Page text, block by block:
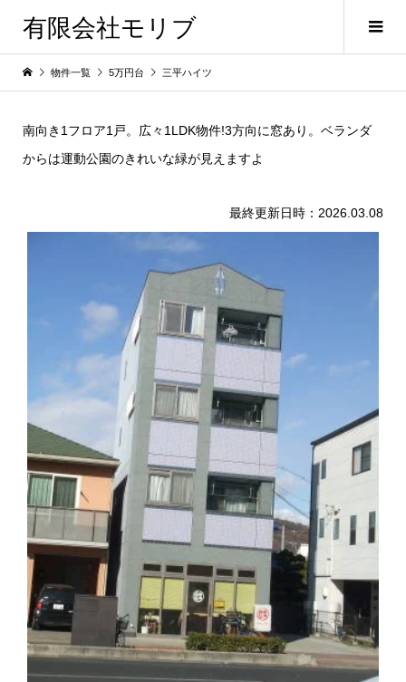
有限会社モリブ
物件一覧 5万円台 三平ハイツ
南向き1フロア1戸。広々1LDK物件!3方向に窓あり。ベランダ
からは運動公園のきれいな緑が見えますよ
最終更新日時：2026.03.08